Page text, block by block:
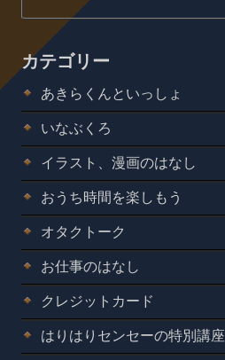
カテゴリー
あきらくんといっしょ
いなぶくろ
イラスト、漫画のはなし
おうち時間を楽しもう
オタクトーク
お仕事のはなし
クレジットカード
はりはりセンセーの特別講座